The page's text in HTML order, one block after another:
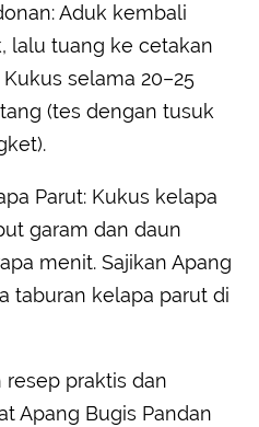
Aduk kembali
lalu tuang ke cetakan
selama 20–25
(tes dengan tusuk
Parut: Kukus kelapa
garam dan daun
menit. Sajikan Apang
taburan kelapa parut di
resep praktis dan
Apang Bugis Pandan